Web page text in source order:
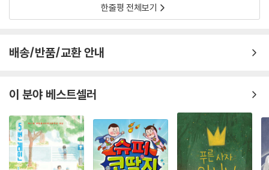
한줄평 전체보기
배송/반품/교환 안내
이 분야 베스트셀러